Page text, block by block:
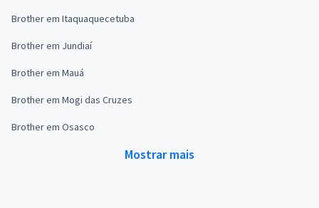
Brother em Itaquaquecetuba
Brother em Jundiaí
Brother em Mauá
Brother em Mogi das Cruzes
Brother em Osasco
Mostrar mais